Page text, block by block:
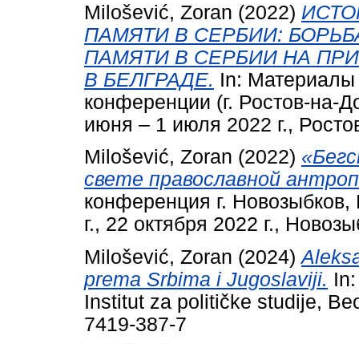
Milošević, Zoran (2022)
ПАМЯТИ В СЕРБИИ:
ПАМЯТИ В СЕРБИИ НА
В БЕЛГРАДЕ. In: Материалы
конференции (г. Ростов-на-
июня – 1 июля 2022 г.,
Milošević, Zoran (2022)
свете православной
конференция г. Новозыбков,
г., 22 октября 2022 г.,
Milošević, Zoran (2024)
prema Srbima i Jugoslaviji.
Institut za političke studije,
7419-387-7